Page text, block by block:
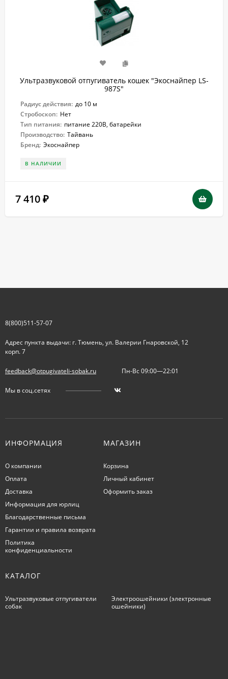
Ультразвуковой отпугиватель кошек "Экоснайпер LS-
987S"
Радиус действия: до 10 м
Стробоскоп: Нет
Тип питания: питание 220В, батарейки
Производство: Тайвань
Бренд: Экоснайпер
В НАЛИЧИИ
7 410 ₽
8(800)511-57-07
Адрес пункта выдачи: г. Тюмень, ул. Валерии Гнаровской, 12
корп. 7
feedback@otpugivateli-sobak.ru Пн-Вс 09:00—22:01
Мы в соц.сетях
ИНФОРМАЦИЯ
О компании
Оплата
Доставка
Информация для юрлиц
Благодарственные письма
Гарантии и правила возврата
Политика
конфиденциальности
МАГАЗИН
Корзина
Личный кабинет
Оформить заказ
КАТАЛОГ
Ультразвуковые отпугиватели
собак
Электроошейники (электронные
ошейники)